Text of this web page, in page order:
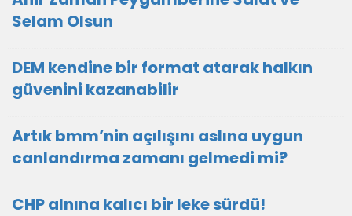
Selam Olsun
DEM kendine bir format atarak halkın
güvenini kazanabilir
Artık bmm’nin açılışını aslına uygun
canlandırma zamanı gelmedi mi?
CHP alnına kalıcı bir leke sürdü!